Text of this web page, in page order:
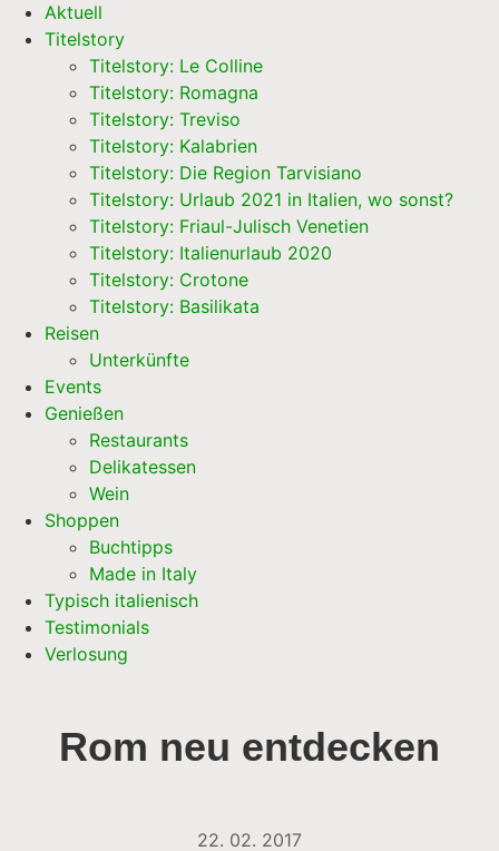
Aktuell
Titelstory
Titelstory: Le Colline
Titelstory: Romagna
Titelstory: Treviso
Titelstory: Kalabrien
Titelstory: Die Region Tarvisiano
Titelstory: Urlaub 2021 in Italien, wo sonst?
Titelstory: Friaul-Julisch Venetien
Titelstory: Italienurlaub 2020
Titelstory: Crotone
Titelstory: Basilikata
Reisen
Unterkünfte
Events
Genießen
Restaurants
Delikatessen
Wein
Shoppen
Buchtipps
Made in Italy
Typisch italienisch
Testimonials
Verlosung
Rom neu entdecken
22. 02. 2017